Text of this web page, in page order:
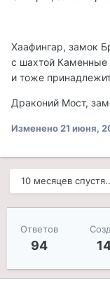
Хаафингар, замок
с шахтой Каменные
и тоже
Драконий Мост,
Изменено21 июня,
10 месяцев
Ответов
94